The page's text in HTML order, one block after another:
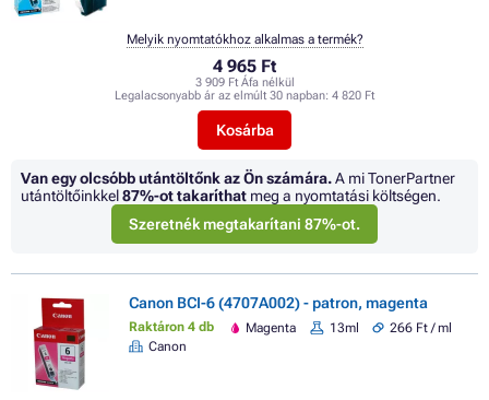
4 965 Ft
3 909 Ft Áfa nélkül
Legalacsonyabb ár az elmúlt 30 napban: 4 820 Ft
Kosárba
Melyik nyomtatókhoz alkalmas a termék?
Van egy olcsóbb utántöltőnk az Ön számára.A mi TonerPartner
utántöltőinkkel87%-ot takaríthat meg a nyomtatási költségen.
Szeretnék megtakarítani 87%-ot.
Canon BCI-6 (4707A002) - patron, magenta
Raktáron 4 db Magenta 13ml
266 Ft / ml
Canon